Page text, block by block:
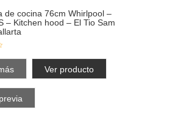
de cocina 76cm Whirlpool –
– Kitchen hood – El Tio Sam
Ver producto